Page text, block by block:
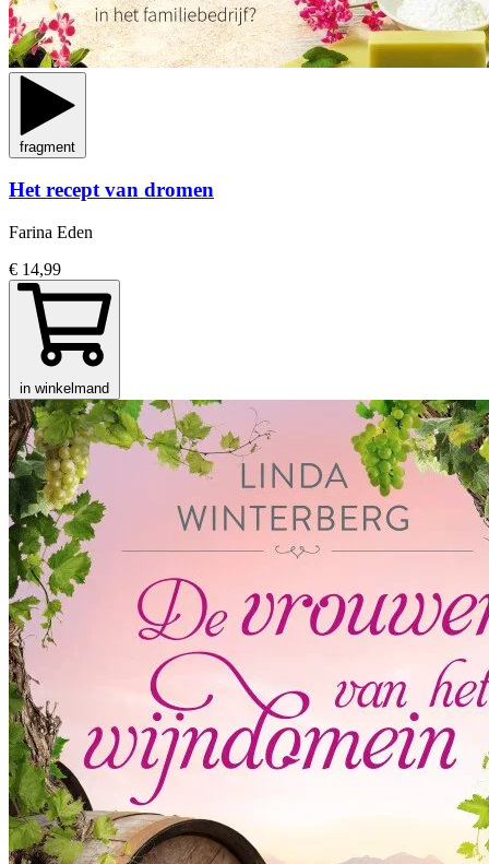
fragment
Het recept van dromen
Farina Eden
€ 14,99
in winkelmand